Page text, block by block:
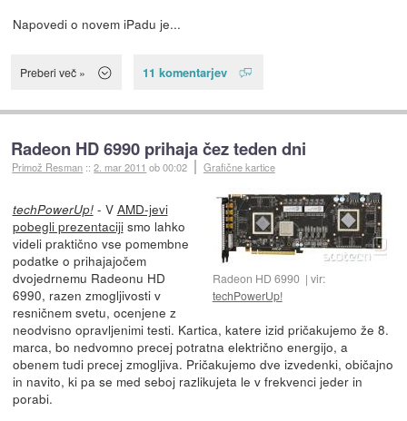
Napovedi o novem iPadu je...
Preberi več » 11 komentarjev
Radeon HD 6990 prihaja čez teden dni
Primož Resman ::2. mar 2011 ob 00:02 Grafične kartice
Radeon HD 6990
vir:
techPowerUp!
techPowerUp!- V AMD-jevi
pobegli prezentacijismo lahko
videli praktično vse pomembne
podatke o prihajajočem
dvojedrnemu Radeonu HD
6990, razen zmogljivosti v
resničnem svetu, ocenjene z
neodvisno opravljenimi testi. Kartica, katere izid pričakujemo že 8.
marca, bo nedvomno precej potratna električno energijo, a
obenem tudi precej zmogljiva. Pričakujemo dve izvedenki, običajno
in navito, ki pa se med seboj razlikujeta le v frekvenci jeder in
porabi.